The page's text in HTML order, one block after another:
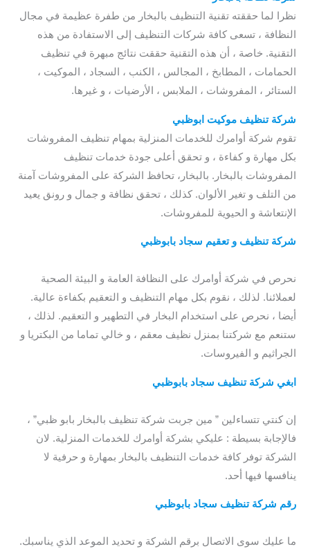
نظرا لما حققته تقنية التنظيف بالبخار من طفرة عظيمة في مجال
النظافة ، تسعى كافة شركات التنظيف إلى الاستفادة من هذه
التقنية. خاصة ، أن هذه التقنية حققت نتائج مبهرة في تنظيف
الحمامات ، المطابخ ، المجالس ، الكنب ، السجاد ، الموكيت ،
الستائر ، المفروشات ، الملابس ، الأرضيات ، و غيرها.
شركة تنظيف موكيت ابوظبي
تقوم شركة أوامرك للخدمات المنزلية بمهام تنظيف المفروشات
بكل مهارة و كفاءة ، و تحقق أعلى جودة خدمات تنظيف
المفروشات بالبخار. بالبخار، تحافظ الشركة على المفروشات آمنة
من التلف و تغير الألوان. كذلك ، تحقق نظافة و جمال و رونق يعيد
الإنتعاشة و الحيوية للمفروشات.
شركة تنظيف و تعقيم سجاد بابوظبي
نحرص في شركة أوامرك على النظافة العامة و البيئة الصحية
لعملائنا. لذلك ، نقوم بكل مهام التنظيف و التعقيم بكفاءة عالية.
أيضا ، نحرص على استخدام البخار في التطهير و التعقيم. لذلك ،
ستنعم مع شركتنا بمنزل نظيف معقم ، و خالي تماما من البكتريا و
الجراثيم و الفيروسات.
ابغي شركة تنظيف سجاد بابوظبي
إن كنتي تتساءلين ” مين جربت شركة تنظيف بالبخار بابو ظبي” ،
فالإجابة بسيطة : عليكي بشركة أوامرك للخدمات المنزلية. لان
الشركة توفر كافة خدمات التنظيف بالبخار بمهارة و حرفية لا
ينافسها فيها أحد.
رقم شركة تنظيف سجاد بابوظبي
ما عليك سوى الاتصال برقم الشركة و تحديد الموعد الذي يناسبك.